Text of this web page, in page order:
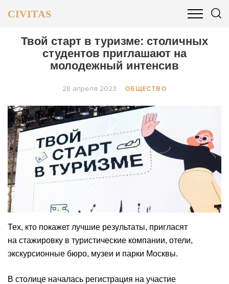
CIVITAS
ОБЩЕСТВО БИЗНЕС И ФИНАНСЫ
Твой старт в туризме: столичных
студентов приглашают на
молодежный интенсив
28 апреля 2023 ОБЩЕСТВО
Тех, кто покажет лучшие результаты, пригласят
на стажировку в туристические компании, отели,
экскурсионные бюро, музеи и парки Москвы.
В столице началась регистрация на участие